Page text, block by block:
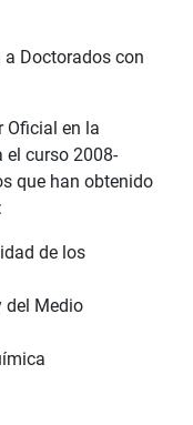
Doctorados con
Oficial en la
el curso 2008-
que han obtenido
de los
del Medio